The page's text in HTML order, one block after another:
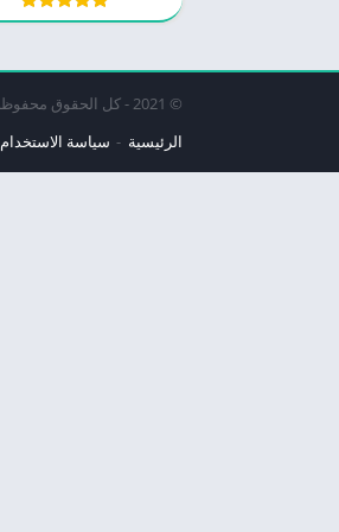
© 2021 - كل الحقوق محفوظة -
الرئيسية
سياسة الاستخدام